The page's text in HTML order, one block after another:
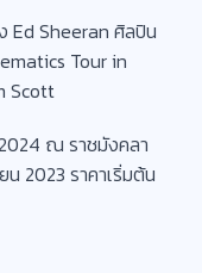
Ed Sheeran ศิลปิน
Tour in
Scott
ณ ราชมังคลา
2023 ราคาเริ่มต้น